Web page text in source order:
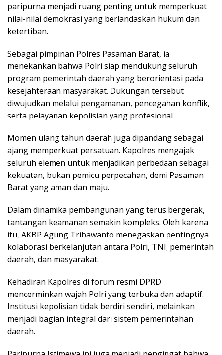
paripurna menjadi ruang penting untuk memperkuat
nilai-nilai demokrasi yang berlandaskan hukum dan
ketertiban.
Sebagai pimpinan Polres Pasaman Barat, ia
menekankan bahwa Polri siap mendukung seluruh
program pemerintah daerah yang berorientasi pada
kesejahteraan masyarakat. Dukungan tersebut
diwujudkan melalui pengamanan, pencegahan konflik,
serta pelayanan kepolisian yang profesional.
Momen ulang tahun daerah juga dipandang sebagai
ajang memperkuat persatuan. Kapolres mengajak
seluruh elemen untuk menjadikan perbedaan sebagai
kekuatan, bukan pemicu perpecahan, demi Pasaman
Barat yang aman dan maju.
Dalam dinamika pembangunan yang terus bergerak,
tantangan keamanan semakin kompleks. Oleh karena
itu, AKBP Agung Tribawanto menegaskan pentingnya
kolaborasi berkelanjutan antara Polri, TNI, pemerintah
daerah, dan masyarakat.
Kehadiran Kapolres di forum resmi DPRD
mencerminkan wajah Polri yang terbuka dan adaptif.
Institusi kepolisian tidak berdiri sendiri, melainkan
menjadi bagian integral dari sistem pemerintahan
daerah.